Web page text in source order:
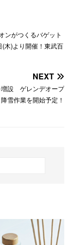
ンがつくるバゲット
木)より開催！東武百
NEXT
増設 ゲレンデオープ
雪作業を開始予定！